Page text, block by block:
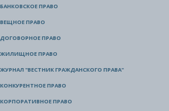
БАНКОВСКОЕ ПРАВО
ВЕЩНОЕ ПРАВО
ДОГОВОРНОЕ ПРАВО
ЖИЛИЩНОЕ ПРАВО
ЖУРНАЛ "ВЕСТНИК ГРАЖДАНСКОГО ПРАВА"
КОНКУРЕНТНОЕ ПРАВО
КОРПОРАТИВНОЕ ПРАВО